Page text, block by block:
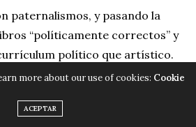
paternalismos, y pasando la
“políticamente correctos” y
político que artístico.
en los estantes de las librerías,
more about our use of cookies: Cookie
ACEPTAR